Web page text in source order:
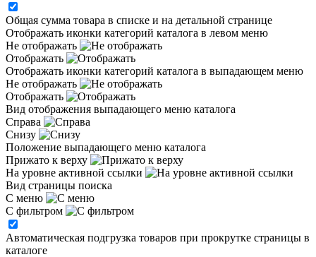
Общая сумма товара в списке и на детальной странице
Отображать иконки категорий каталога в левом меню
Не отображать
Отображать
Отображать иконки категорий каталога в выпадающем меню
Не отображать
Отображать
Вид отображения выпадающего меню каталога
Справа
Снизу
Положение выпадающего меню каталога
Прижато к верху
На уровне активной ссылки
Вид страницы поиска
С меню
С фильтром
Автоматическая подгрузка товаров при прокрутке страницы в
каталоге